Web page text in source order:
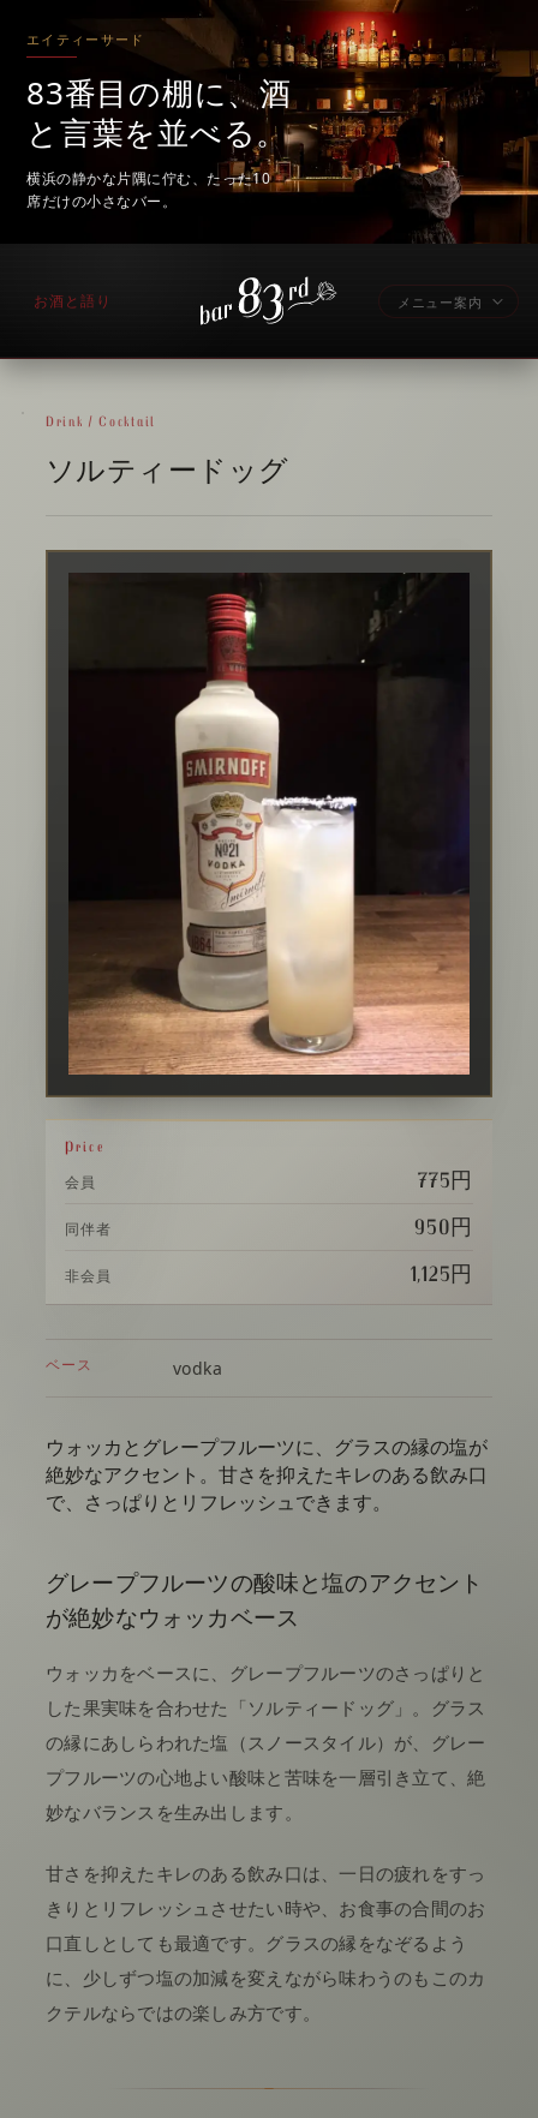
エイティーサード
83番目の棚に、酒
と言葉を並べる。
横浜の静かな片隅に佇む、たった10
席だけの小さなバー。
お酒と語り メニュー案内
Drink / Cocktail
ソルティードッグ
Price
会員 775円
同伴者 950円
非会員 1,125円
ベース vodka
ウォッカとグレープフルーツに、グラスの縁の塩が
絶妙なアクセント。甘さを抑えたキレのある飲み口
で、さっぱりとリフレッシュできます。
グレープフルーツの酸味と塩のアクセント
が絶妙なウォッカベース
ウォッカをベースに、グレープフルーツのさっぱりと
した果実味を合わせた「ソルティードッグ」。グラス
の縁にあしらわれた塩（スノースタイル）が、グレー
プフルーツの心地よい酸味と苦味を一層引き立て、絶
妙なバランスを生み出します。
甘さを抑えたキレのある飲み口は、一日の疲れをすっ
きりとリフレッシュさせたい時や、お食事の合間のお
口直しとしても最適です。グラスの縁をなぞるよう
に、少しずつ塩の加減を変えながら味わうのもこのカ
クテルならではの楽しみ方です。